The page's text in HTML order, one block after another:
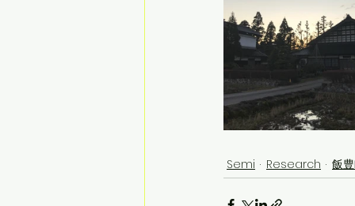
Semi Research 飯